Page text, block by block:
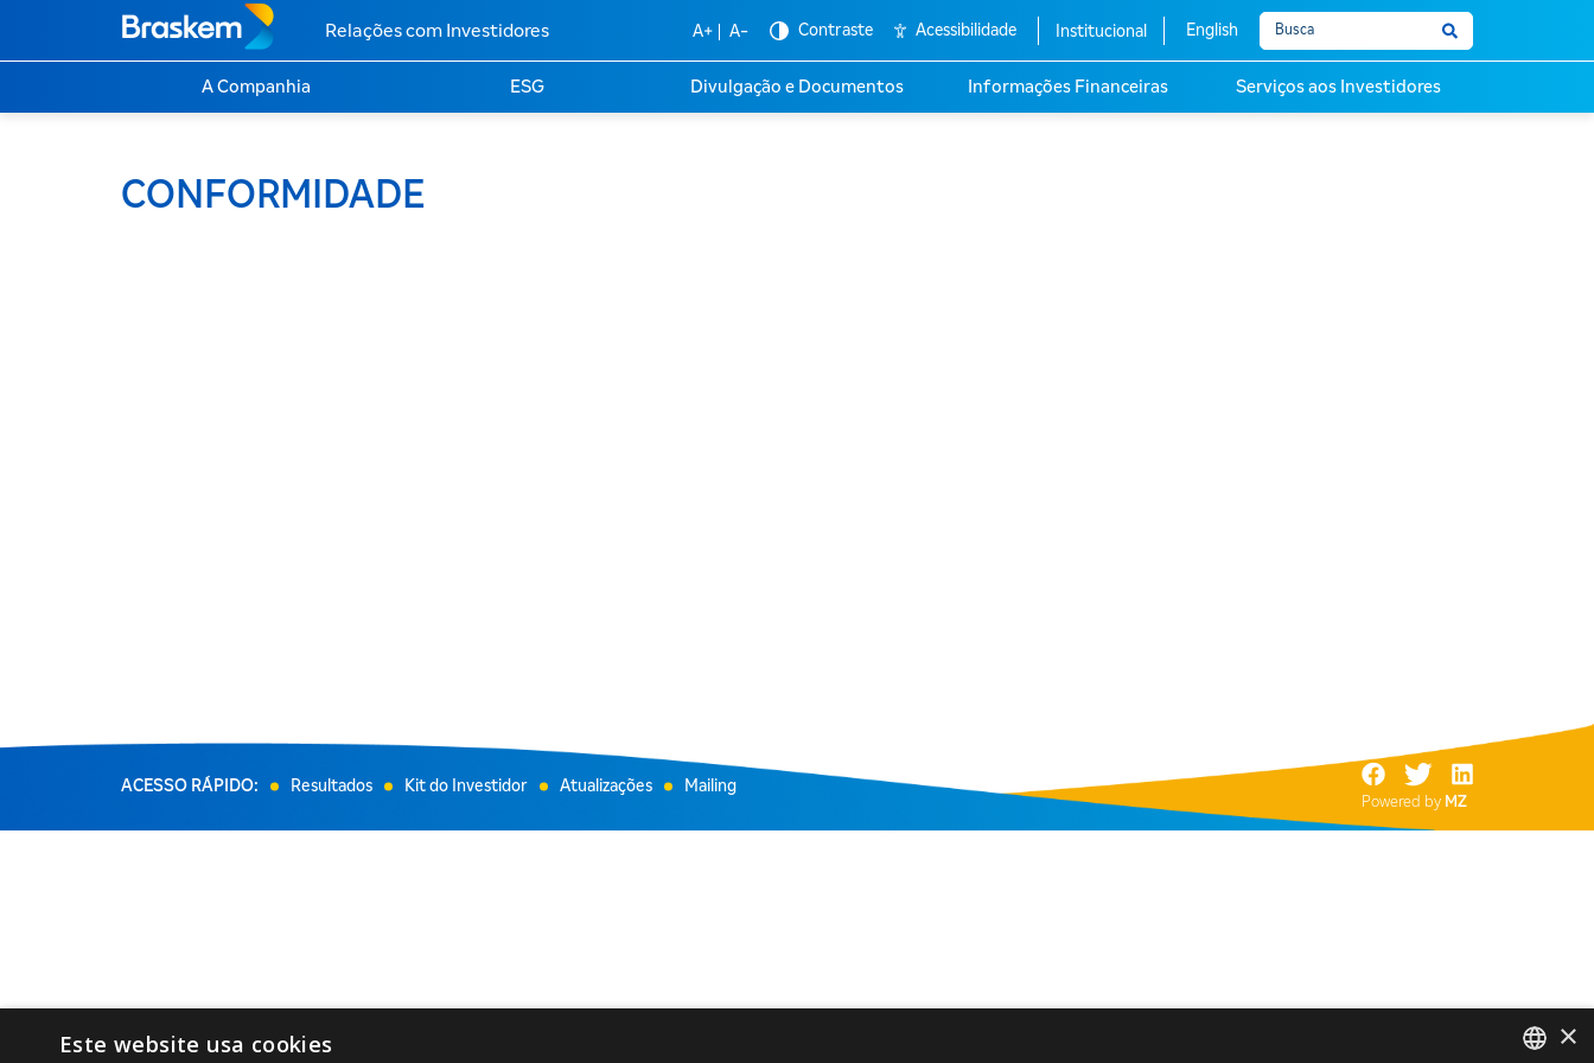
Relações com Investidores A+ A- Contraste Acessibilidade Institucional English
A Companhia ESG Divulgação e Documentos Informações Financeiras Serviços aos Investidores
CONFORMIDADE
ACESSO RÁPIDO: Resultados Kit do Investidor Atualizações Mailing
Powered by MZ
×
Este website usa cookies